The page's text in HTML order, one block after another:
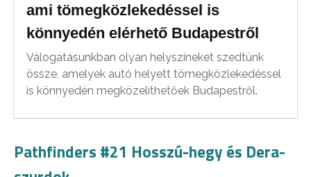
ami tömegközlekedéssel is
könnyedén elérhető Budapestről
Válogatásunkban olyan helyszíneket szedtünk
össze, amelyek autó helyett tömegközlekedéssel
is könnyedén megközelíthetőek Budapestről.
Pathfinders #21 Hosszú-hegy és Dera-